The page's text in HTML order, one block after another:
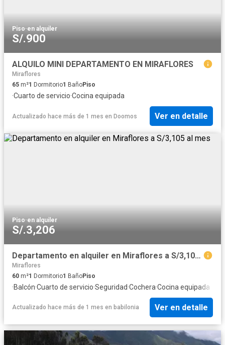
Piso·en alquiler
S/.900
ALQUILO MINI DEPARTAMENTO EN MIRAFLORES
Miraflores
65 m²1 Dormitorio1 BañoPiso
·Cuarto de servicio·Cocina equipada
Actualizado hace más de 1 mes en Doomos Ver en detalle
Piso·en alquiler
S/.3,206
Departamento en alquiler en Miraflores a S/3,105 al mes
Miraflores
60 m²1 Dormitorio1 BañoPiso
·Balcón·Cuarto de servicio·Seguridad·Cochera·Cocina equipada
Actualizado hace más de 1 mes en babilonia Ver en detalle